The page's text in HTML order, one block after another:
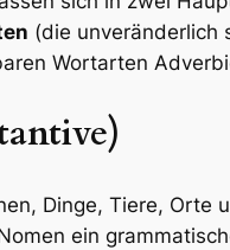
(die unveränderlich
Wortarten
Dinge, Tiere, Orte
ein